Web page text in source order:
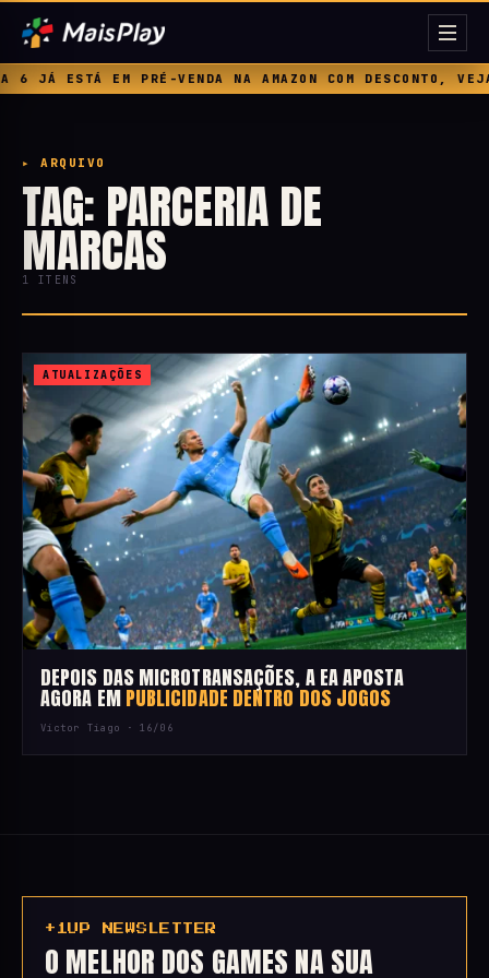
ESTÁ EM PRÉ-VENDA NA AMAZON COM DESCONTO,
▸ ARQUIVO
TAG: PARCERIA DE
MARCAS
1 ITENS
ATUALIZAÇÕES
DEPOIS DAS MICROTRANSAÇÕES, A EA APOSTA
AGORA EMPUBLICIDADE DENTRO DOS JOGOS
Victor Tiago ·16/06
+1UP NEWSLETTER
O MELHOR DOS GAMES NA SUA